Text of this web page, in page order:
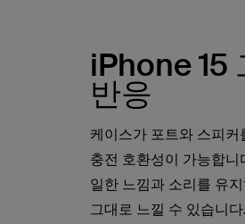
iPhone 15
반응
케이스가 포트와 스피
충전 호환성이 가능합
일한 느낌과 소리를 유
그대로 느낄 수 있습니